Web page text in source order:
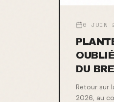
6 JUIN
DU
Retour sur
2026, au